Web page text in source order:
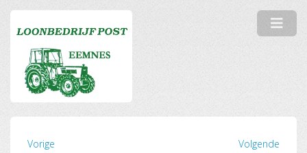
Vorige Volgende